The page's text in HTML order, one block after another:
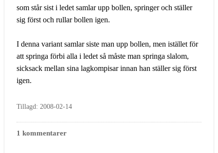
som står sist i ledet samlar upp bollen, springer och ställer
sig först och rullar bollen igen.
I denna variant samlar siste man upp bollen, men istället för
att springa förbi alla i ledet så måste man springa slalom,
sicksack mellan sina lagkompisar innan han ställer sig först
igen.
Tillagd: 2008-02-14
1 kommentarer